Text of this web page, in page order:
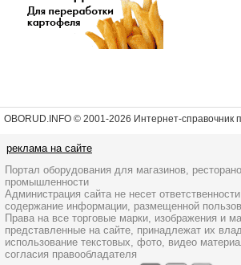
OBORUD.INFO © 2001-2026 Интернет-справочник
реклама на сайте
Портал оборудования для магазинов,
промышленности
Администрация сайта не несет
содержание информации, размещенной
Права на все торговые марки, изображения и
представленные на сайте, принадлежат их
использование текстовых, фото, видео
согласия правообладателя